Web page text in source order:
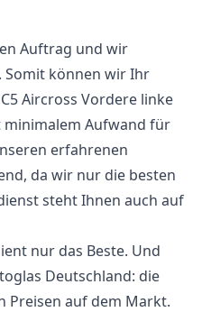
Auftrag und wir
Somit können wir Ihr
Aircross Vordere linke
minimalem Aufwand für
erfahrenen
da wir nur die besten
steht Ihnen auch auf
nur das Beste. Und
Deutschland: die
Preisen auf dem Markt.